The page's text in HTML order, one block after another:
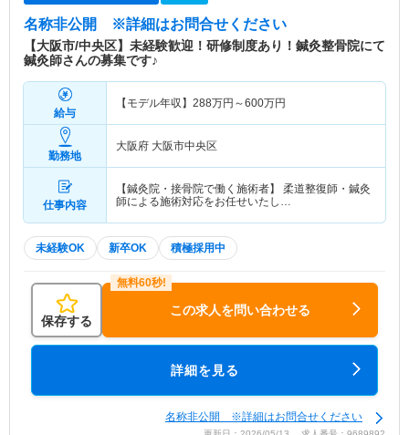
名称非公開 ※詳細はお問合せください
【大阪市/中央区】未経験歓迎！研修制度あり！鍼灸整骨院にて
鍼灸師さんの募集です♪
給与
【モデル年収】 288万円～600万円
勤務地
大阪府 大阪市中央区
仕事内容
【鍼灸院・接骨院で働く施術者】 柔道整復師・鍼灸
師による施術対応をお任せいたし…
未経験OK 新卒OK 積極採用中
保存する
この求人を問い合わせる
詳細を見る
名称非公開 ※詳細はお問合せください